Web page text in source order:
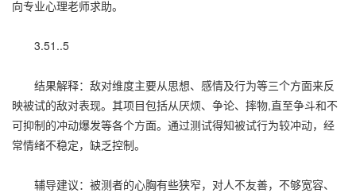
向专业心理老师求助。
3.51..5
结果解释：敌对维度主要从思想、感情及行为等三个方面来反
映被试的敌对表现。其项目包括从厌烦、争论、摔物,直至争斗和不
可抑制的冲动爆发等各个方面。通过测试得知被试行为较冲动，经
常情绪不稳定，缺乏控制。
辅导建议：被测者的心胸有些狭窄，对人不友善，不够宽容、